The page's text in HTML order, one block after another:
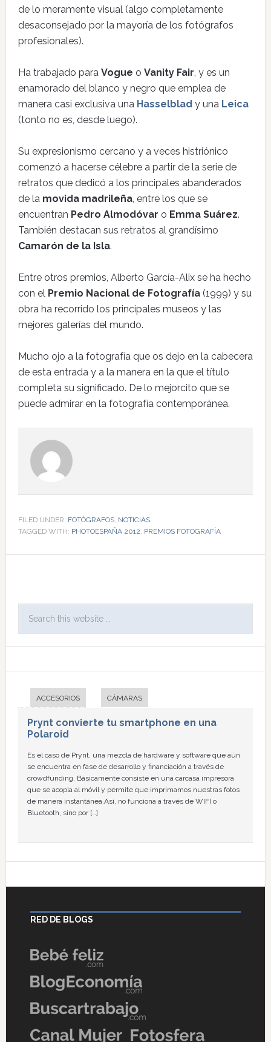
de lo meramente visual (algo completamente
desaconsejado por la mayoría de los fotógrafos
profesionales).
Ha trabajado para Vogue o Vanity Fair, y es un
enamorado del blanco y negro que emplea de
manera casi exclusiva una Hasselblad y una Leica
(tonto no es, desde luego).
Su expresionismo cercano y a veces histriónico
comenzó a hacerse célebre a partir de la serie de
retratos que dedicó a los principales abanderados
de la movida madrileña, entre los que se
encuentran Pedro Almodóvar o Emma Suárez.
También destacan sus retratos al grandísimo
Camarón de la Isla.
Entre otros premios, Alberto García-Alix se ha hecho
con el Premio Nacional de Fotografía(1999) y su
obra ha recorrido los principales museos y las
mejores galerías del mundo.
Mucho ojo a la fotografía que os dejo en la cabecera
de esta entrada y a la manera en la que el título
completa su significado. De lo mejorcito que se
puede admirar en la fotografía contemporánea.
FILED UNDER: FOTÓGRAFOS, NOTICIAS
TAGGED WITH: PHOTOESPAÑA 2012, PREMIOS FOTOGRAFÍA
ACCESORIOS CÁMARAS
Prynt convierte tu smartphone en una
Polaroid
Es el caso de Prynt, una mezcla de hardware y software que aún
se encuentra en fase de desarrollo y financiación a través de
crowdfunding. Básicamente consiste en una carcasa impresora
que se acopla al móvil y permite que imprimamos nuestras fotos
de manera instantánea.Así, no funciona a través de WIFI o
Bluetooth, sino por […]
RED DE BLOGS